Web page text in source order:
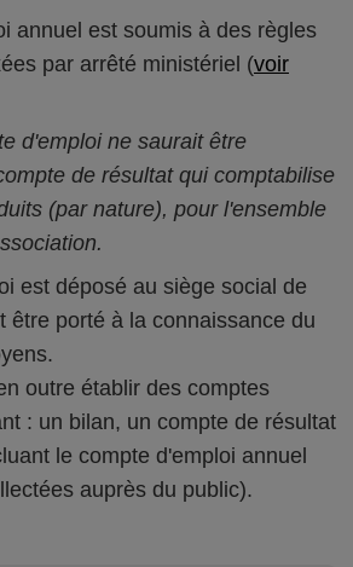
annuel est soumis à des règles
par arrêté ministériel (voir
d'emploi ne saurait être
de résultat qui comptabilise
(par nature), pour l'ensemble
est déposé au siège social de
être porté à la connaissance du
outre établir des comptes
: un bilan, un compte de résultat
le compte d'emploi annuel
auprès du public).